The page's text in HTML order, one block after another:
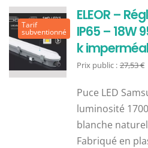
Tarif
subventionné
ELEOR –
IP65 – 18W
k
Prix public : 27,53€
Puce LED
luminosité
blanche
Fabriqué en